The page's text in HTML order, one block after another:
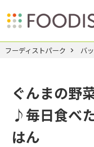
フーディストパーク バ
ぐんまの野
♪毎日食べ
はん